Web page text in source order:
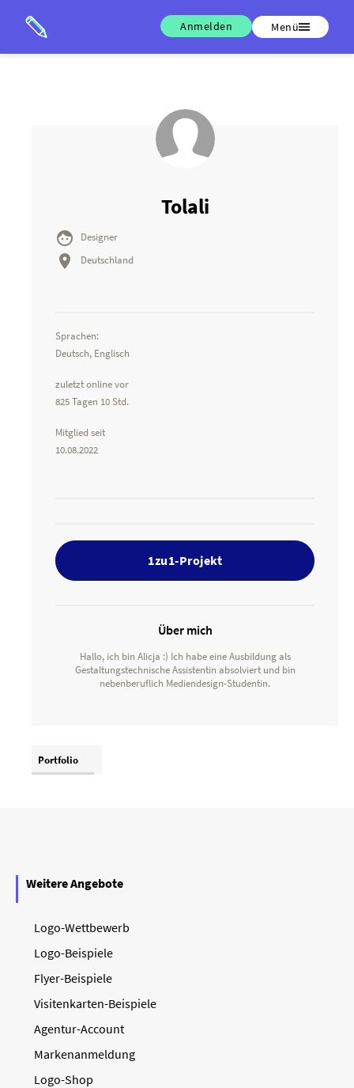
Anmelden Menü
Tolali
 Designer
 Deutschland
Sprachen:
Deutsch, Englisch
zuletzt online vor
825 Tagen 10 Std.
Mitglied seit
10.08.2022
1zu1-Projekt
Über mich
Hallo, ich bin Alicja :) Ich habe eine Ausbildung als
Gestaltungstechnische Assistentin absolviert und bin
nebenberuflich Mediendesign-Studentin.
Portfolio
Weitere Angebote
Logo-Wettbewerb
Logo-Beispiele
Flyer-Beispiele
Visitenkarten-Beispiele
Agentur-Account
Markenanmeldung
Logo-Shop